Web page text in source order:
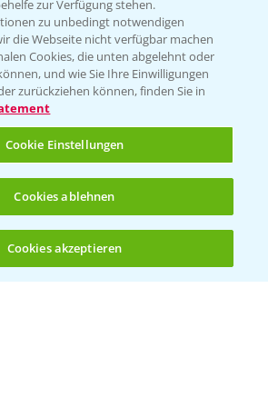
(noch 4)
Sie uns
Datenschutzerklärung
zur Verfügung stehen.
zu unbedingt notwendigen
die Webseite nicht verfügbar machen
Cookies, die unten abgelehnt oder
und wie Sie Ihre Einwilligungen
zurückziehen können, finden Sie in
Cookie Einstellungen
Cookies ablehnen
Cookies akzeptieren